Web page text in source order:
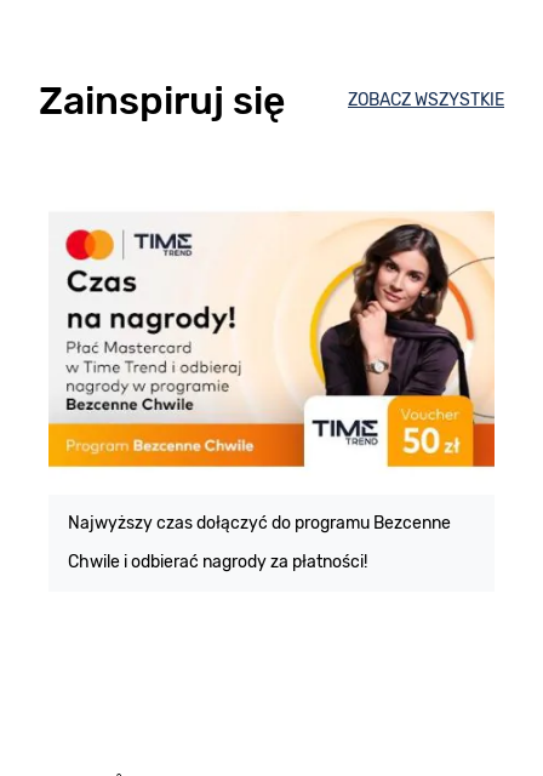
Zainspiruj się ZOBACZ WSZYSTKIE
Najwyższy czas dołączyć do programu Bezcenne
Chwile i odbierać nagrody za płatności!